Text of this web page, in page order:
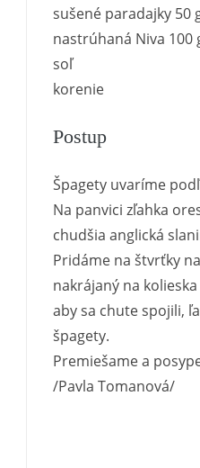
sušené paradajky 50
nastrúhaná Niva 100
soľ
korenie
Postup
Špagety uvaríme
Na panvici zľahka
chudšia anglická
Pridáme na štvrťky
nakrájaný na
aby sa chute spojili,
špagety.
Premiešame a
/Pavla Tomanová/